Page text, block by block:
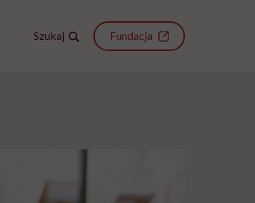
Szukaj Fundacja